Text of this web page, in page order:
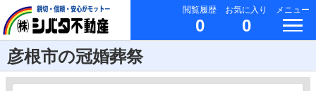
閲覧履歴
0
お気に入り
0
メニュー
彦根市の冠婚葬祭